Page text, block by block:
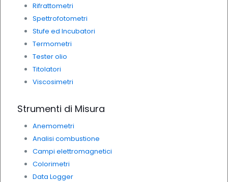
Rifrattometri
Spettrofotometri
Stufe ed Incubatori
Termometri
Tester olio
Titolatori
Viscosimetri
Strumenti di Misura
Anemometri
Analisi combustione
Campi elettromagnetici
Colorimetri
Data Logger